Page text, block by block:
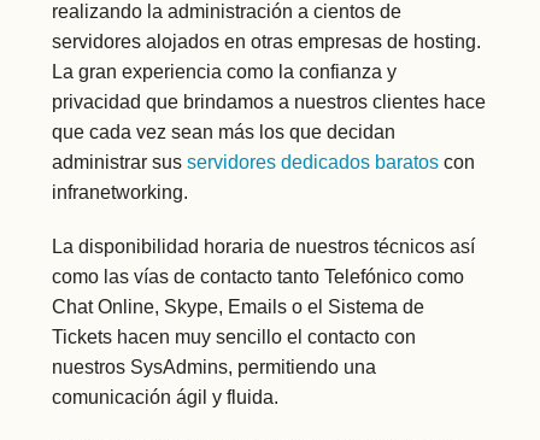
realizando la administración a cientos de
servidores alojados en otras empresas de hosting.
La gran experiencia como la confianza y
privacidad que brindamos a nuestros clientes hace
que cada vez sean más los que decidan
administrar sus servidores dedicados baratos con
infranetworking.
La disponibilidad horaria de nuestros técnicos así
como las vías de contacto tanto Telefónico como
Chat Online, Skype, Emails o el Sistema de
Tickets hacen muy sencillo el contacto con
nuestros SysAdmins, permitiendo una
comunicación ágil y fluida.